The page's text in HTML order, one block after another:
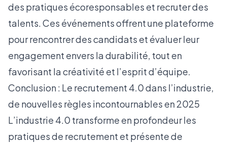
des pratiques écoresponsables et recruter des
talents. Ces événements offrent une plateforme
pour rencontrer des candidats et évaluer leur
engagement envers la durabilité, tout en
favorisant la créativité et l’esprit d’équipe.
Conclusion : Le recrutement 4.0 dans l’industrie,
de nouvelles règles incontournables en 2025
L’industrie 4.0 transforme en profondeur les
pratiques de recrutement et présente de